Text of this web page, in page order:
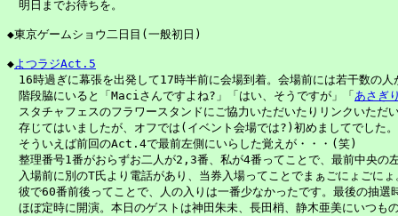
明日までお待ちを。
◆東京ゲームショウ二日目(一般初日)
◆よつラジAct.5
16時過ぎに幕張を出発して17時半前に会場到着。会場前には若干数の人
階段脇にいると「Maciさんですよね?」「はい、そうですが」「 あさぎ
スタチャフェスのフラワースタンドにご協力いただいたりリンクいただ
存じてはいましたが、オフでは(イベント会場では?)初めましてでした
そういえば前回のAct.4で最前左側にいらした覚えが・・・(笑)
整理番号1番がおらずお二人が2,3番、私が4番ってことで、最前中央の
入場前に別のT氏より電話があり、当券入場ってことでまぁごにょごにょ
彼で60番前後ってことで、人の入りは一番少なかったです。最後の抽選
ほぼ定時に開演。本日のゲストは神田朱未、長田梢、静木亜美にいつも